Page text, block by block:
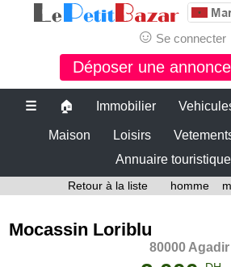
☺ Se connecter
Déposer une
☰ 🏠 Immobilier
Maison Loisirs
Annuaire touristique
Retour à la liste homme
Mocassin Loriblu
80000 Agadir